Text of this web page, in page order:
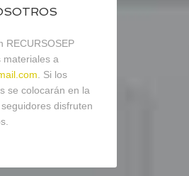
RECURSOSEP
materiales a
. Si los
se colocarán en la
disfruten